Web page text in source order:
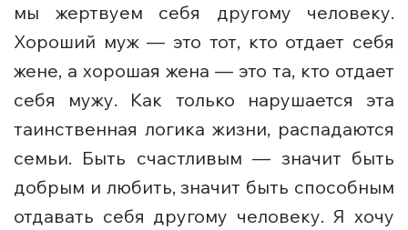
мы жертвуем себя другому человеку.
Хороший муж — это тот, кто отдает себя
жене, а хорошая жена — это та, кто отдает
себя мужу. Как только нарушается эта
таинственная логика жизни, распадаются
семьи. Быть счастливым — значит быть
добрым и любить, значит быть способным
отдавать себя другому человеку. Я хочу